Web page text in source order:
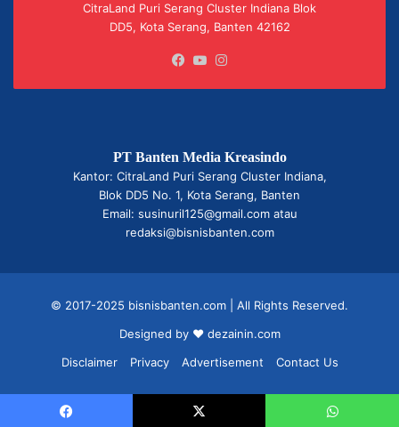
CitraLand Puri Serang Cluster Indiana Blok
DD5, Kota Serang, Banten 42162
Facebook
YouTube
PT Banten Media Kreasindo
Kantor: CitraLand Puri Serang Cluster Indiana,
Blok DD5 No. 1, Kota Serang, Banten
Email: susinuril125@gmail.com atau
redaksi@bisnisbanten.com
© 2017-2025 bisnisbanten.com | All Rights Reserved.
Designed by ❤ dezainin.com
Disclaimer
Privacy Advertisement Contact Us